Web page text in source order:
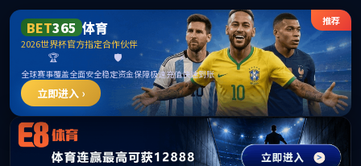
中国·古天乐代言太阳集团(股份)有限公司-
官方网站
请输入验证码下载附件